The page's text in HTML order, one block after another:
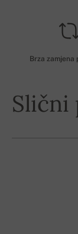
Brza zamjena
Slični